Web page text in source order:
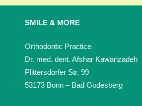
SMILE & MORE
Orthodontic Practice
Dr. med. dent. Afshar Kawarizadeh
Plittersdorfer Str. 99
53173 Bonn – Bad Godesberg